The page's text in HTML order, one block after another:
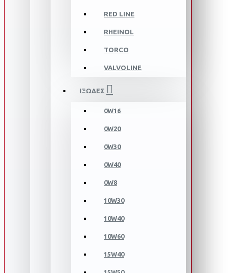
RED LINE
RHEINOL
TORCO
VALVOLINE
ΙΞΩΔΕΣ
0W16
0W20
0W30
0W40
0W8
10W30
10W40
10W60
15W40